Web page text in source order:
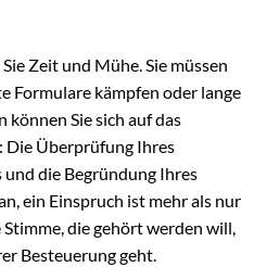
Zeit und Mühe. Sie müssen
Formulare kämpfen oder lange
können Sie sich auf das
Überprüfung Ihres
die Begründung Ihres
ein Einspruch ist mehr als nur
die gehört werden will,
Besteuerung geht.